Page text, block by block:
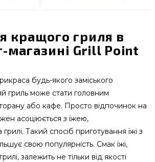
кращого гриля в
магазині Grill Point
будь-якого заміського
гриль може стати головним
або кафе. Просто відпочинок на
асоціюється з їжею,
Такий спосіб приготування їжі з
свою популярність. Смак їжі,
залежить не тільки від якості